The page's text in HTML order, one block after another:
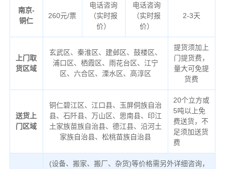
南京-
铜仁
260元/票
电话咨询
（实时报
价）
电话咨询
（实时报
价）
2-3天
上门取
货区域
玄武区、秦淮区、建邺区、鼓楼区、
浦口区、栖霞区、雨花台区、江宁
区、六合区、溧水区、高淳区
提货须加上
门提货费，
量大可免提
货费
送货上
门区域
铜仁碧江区、江口县、玉屏侗族自治
县、石阡县、万山区、思南县、印江
土家族苗族自治县、德江县、沿河土
家族自治县、松桃苗族自治县
20个立方或
5吨以上免
费送货，不
足须加送货
费
(设备、搬家、搬厂、杂货)等价格需另外详细咨询，